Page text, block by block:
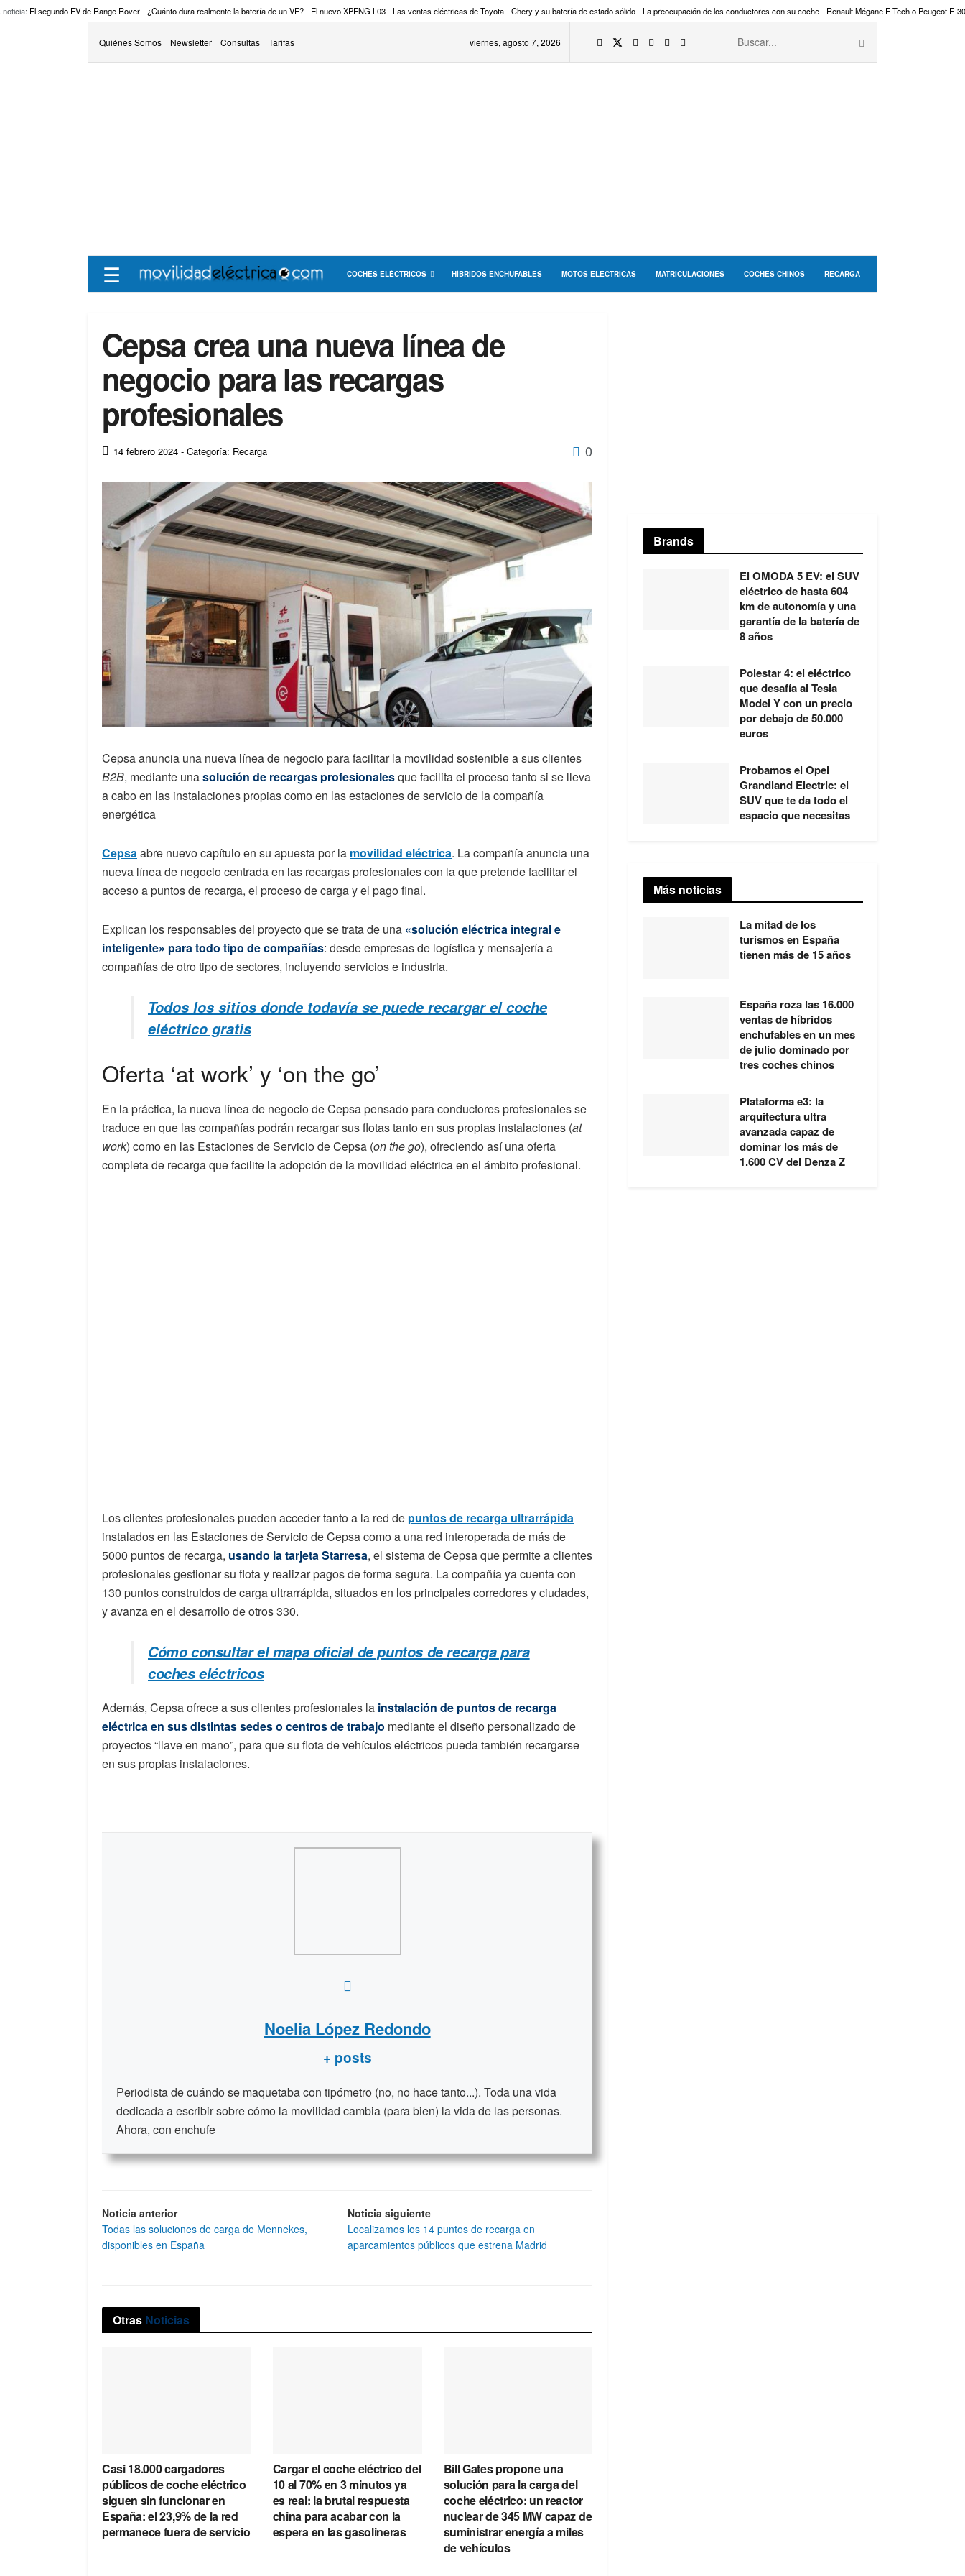
noticia: El segundo EV de Range Rover ¿Cuánto dura realmente la batería de un VE? El nuevo XPENG L03 Las ventas eléctricas de Toyota Chery y su batería de estado sólido La preocupación de los conductores con su coche Renault Mégane E-Tech o Peugeot E-
Quiénes Somos Newsletter Consultas Tarifas viernes, agosto 7, 2026
☰ COCHES ELÉCTRICOS HÍBRIDOS ENCHUFABLES MOTOS ELÉCTRICAS MATRICULACIONES COCHES CHINOS RECARGA
Cepsa crea una nueva línea de
negocio para las recargas
profesionales
14 febrero 2024 - Categoría: Recarga 0
Cepsa anuncia una nueva línea de negocio para facilitar la movilidad sostenible a sus clientes
B2B, mediante unasolución de recargas profesionalesque facilita el proceso tanto si se lleva
a cabo en las instalaciones propias como en las estaciones de servicio de la compañía
energética
Cepsaabre nuevo capítulo en su apuesta por la movilidad eléctrica. La compañía anuncia una
nueva línea de negocio centrada en las recargas profesionales con la que pretende facilitar el
acceso a puntos de recarga, el proceso de carga y el pago final.
Explican los responsables del proyecto que se trata de una «solución eléctrica integral e
inteligente» para todo tipo de compañías: desde empresas de logística y mensajería a
compañías de otro tipo de sectores, incluyendo servicios e industria.
Todos los sitios donde todavía se puede recargar el coche
eléctrico gratis
Oferta ‘at work’ y ‘on the go’
En la práctica, la nueva línea de negocio de Cepsa pensado para conductores profesionales se
traduce en que las compañías podrán recargar sus flotas tanto en sus propias instalaciones (at
work) como en las Estaciones de Servicio de Cepsa (on the go), ofreciendo así una oferta
completa de recarga que facilite la adopción de la movilidad eléctrica en el ámbito profesional.
Los clientes profesionales pueden acceder tanto a la red de puntos de recarga ultrarrápida
instalados en las Estaciones de Servicio de Cepsa como a una red interoperada de más de
5000 puntos de recarga, usando la tarjeta Starresa, el sistema de Cepsa que permite a clientes
profesionales gestionar su flota y realizar pagos de forma segura. La compañía ya cuenta con
130 puntos construidos de carga ultrarrápida, situados en los principales corredores y ciudades,
y avanza en el desarrollo de otros 330.
Cómo consultar el mapa oficial de puntos de recarga para
coches eléctricos
Además, Cepsa ofrece a sus clientes profesionales la instalación de puntos de recarga
eléctrica en sus distintas sedes o centros de trabajo mediante el diseño personalizado de
proyectos “llave en mano”, para que su flota de vehículos eléctricos pueda también recargarse
en sus propias instalaciones.
Noelia López Redondo
+ posts
Periodista de cuándo se maquetaba con tipómetro (no, no hace tanto...). Toda una vida
dedicada a escribir sobre cómo la movilidad cambia (para bien) la vida de las personas.
Ahora, con enchufe
Noticia anterior
Todas las soluciones de carga de Mennekes,
disponibles en España
Noticia siguiente
Localizamos los 14 puntos de recarga en
aparcamientos públicos que estrena Madrid
Otras Noticias
Casi 18.000 cargadores
públicos de coche eléctrico
siguen sin funcionar en
España: el 23,9% de la red
permanece fuera de servicio
Cargar el coche eléctrico del
10 al 70% en 3 minutos ya
es real: la brutal respuesta
china para acabar con la
espera en las gasolineras
Bill Gates propone una
solución para la carga del
coche eléctrico: un reactor
nuclear de 345 MW capaz de
suministrar energía a miles
de vehículos
Brands
El OMODA 5 EV: el SUV
eléctrico de hasta 604
km de autonomía y una
garantía de la batería de
8 años
Polestar 4: el eléctrico
que desafía al Tesla
Model Y con un precio
por debajo de 50.000
euros
Probamos el Opel
Grandland Electric: el
SUV que te da todo el
espacio que necesitas
Más noticias
La mitad de los
turismos en España
tienen más de 15 años
España roza las 16.000
ventas de híbridos
enchufables en un mes
de julio dominado por
tres coches chinos
Plataforma e3: la
arquitectura ultra
avanzada capaz de
dominar los más de
1.600 CV del Denza Z